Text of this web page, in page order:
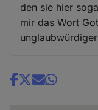
den sie hier
mir das Wort
Share